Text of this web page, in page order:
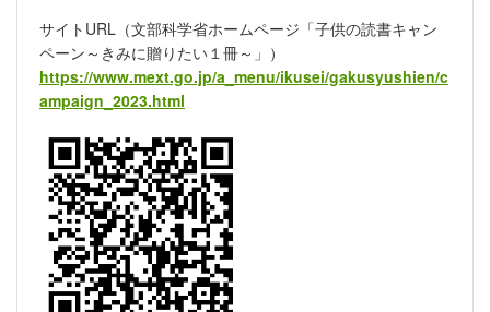
サイトURL（文部科学省ホームページ「子供の読書キャン
ペーン～きみに贈りたい１冊～」）
https://www.mext.go.jp/a_menu/ikusei/gakusyushien/c
ampaign_2023.html